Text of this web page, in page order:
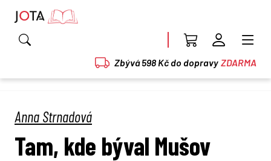
Zbývá 598 Kč do dopravy ZDARMA
Anna Strnadová
Tam, kde býval Mušov